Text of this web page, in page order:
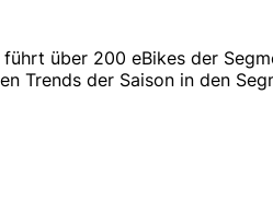
über 200 eBikes der
Trends der Saison in den